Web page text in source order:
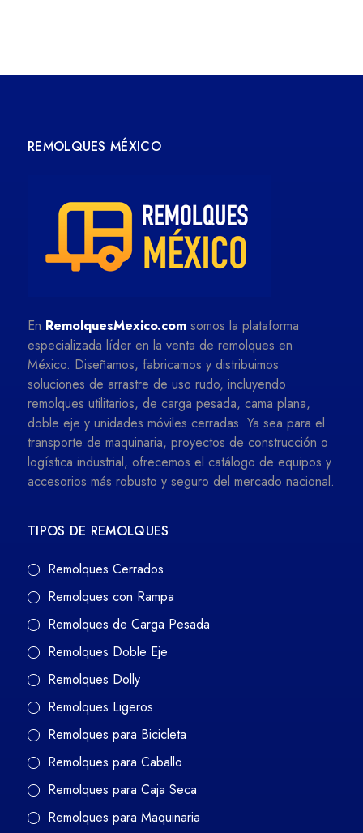
REMOLQUES MÉXICO
En RemolquesMexico.com somos la plataforma
especializada líder en la venta de remolques en
México. Diseñamos, fabricamos y distribuimos
soluciones de arrastre de uso rudo, incluyendo
remolques utilitarios, de carga pesada, cama plana,
doble eje y unidades móviles cerradas. Ya sea para el
transporte de maquinaria, proyectos de construcción o
logística industrial, ofrecemos el catálogo de equipos y
accesorios más robusto y seguro del mercado nacional.
TIPOS DE REMOLQUES
Remolques Cerrados
Remolques con Rampa
Remolques de Carga Pesada
Remolques Doble Eje
Remolques Dolly
Remolques Ligeros
Remolques para Bicicleta
Remolques para Caballo
Remolques para Caja Seca
Remolques para Maquinaria